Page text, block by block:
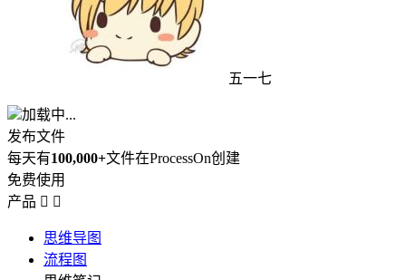
五一七
加载中...
发布文件
每天有100,000+文件在ProcessOn创建
免费使用
产品  
思维导图
流程图